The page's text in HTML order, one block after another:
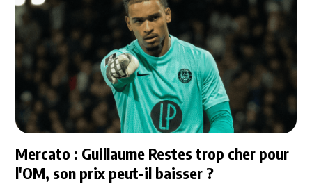
Mercato : Guillaume Restes trop cher pour
l'OM, son prix peut-il baisser ?